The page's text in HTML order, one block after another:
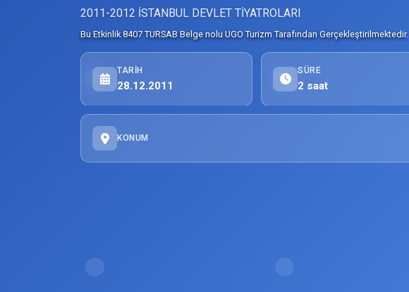
2011-2012 İSTANBUL DEVLET TİYATROLARI
Bu Etkinlik 8407 TURSAB Belge nolu UGO Turizm Tarafından Gerçekleştirilmektedir.
TARIH
28.12.2011
SÜRE
2 saat
KONUM